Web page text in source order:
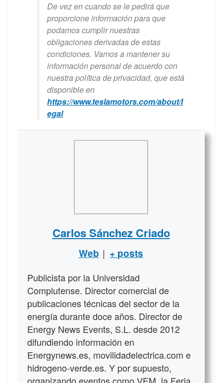
De vez en cuando se le pedirá que
proporcione información para que
podamos cumplir nuestras
obligaciones derivadas de estas
condiciones. Vamos a mantener su
información personal de acuerdo con
nuestra política de privacidad, que está
disponible en
https://www.teslamotors.com/about/l
egal
Carlos Sánchez Criado
Web | + posts
Publicista por la Universidad
Complutense. Director comercial de
publicaciones técnicas del sector de la
energía durante doce años. Director de
Energy News Events, S.L. desde 2012
difundiendo información en
Energynews.es, movilidadelectrica.com e
hidrogeno-verde.es. Y por supuesto,